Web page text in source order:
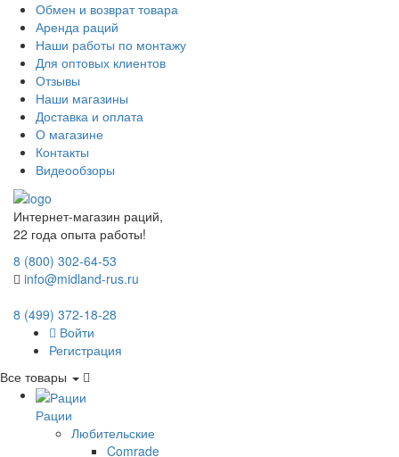
Обмен и возврат товара
Аренда раций
Наши работы по монтажу
Для оптовых клиентов
Отзывы
Наши магазины
Доставка и оплата
О магазине
Контакты
Видеообзоры
Интернет-магазин раций,
22 года опыта работы!
8 (800) 302-64-53
info@midland-rus.ru
8 (499) 372-18-28
Войти
Регистрация
Все товары
Рации
Любительские
Comrade